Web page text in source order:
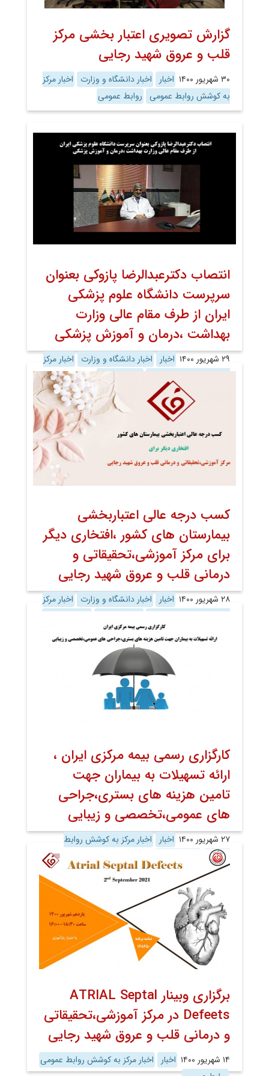
گزارش تصویری اعتبار بخشی مرکز
قلب و عروق شهید رجایی
۳۰ شهریور ۱۴۰۰ اخبار اخبار دانشگاه و وزارت
اخبار مرکز
به کوشش روابط عمومی روابط عمومی
انتصاب دکترعبدالرضا پازوکی بعنوان
سرپرست دانشگاه علوم پزشکی
ایران از طرف مقام عالی وزارت
بهداشت ،درمان و آموزش پزشکی
۲۹ شهریور ۱۴۰۰ اخبار اخبار دانشگاه و وزارت
اخبار مرکز
کسب درجه عالی اعتباربخشی
بیمارستان های کشور ،افتخاری دیگر
برای مرکز آموزشی،تحقیقاتی و
درمانی قلب و عروق شهید رجایی
۲۸ شهریور ۱۴۰۰ اخبار اخبار دانشگاه و وزارت
اخبار مرکز
کارگزاری رسمی بیمه مرکزی ایران ،
ارائه تسهیلات به بیماران جهت
تامین هزینه های بستری،جراحی
های عمومی،تخصصی و زیبایی
۲۷ شهریور ۱۴۰۰ اخبار
اخبار مرکز به کوشش روابط
عمومی
برگزاری وبینار ATRIAL Septal
Defeets در مرکز آموزشی،تحقیقاتی
و درمانی قلب و عروق شهید رجایی
۱۴ شهریور ۱۴۰۰ اخبار
اخبار مرکز به کوشش روابط عمومی